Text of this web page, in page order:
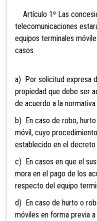
Artículo 1º Las
telecomunicaciones
equipos terminales
casos:
a) Por solicitud expresa
propiedad que debe ser
de acuerdo a la
b) En caso de robo,
móvil, cuyo
establecido en el
c) En casos en que el
mora en el pago de los
respecto del equipo
d) En caso de hurto o
móviles en forma previa